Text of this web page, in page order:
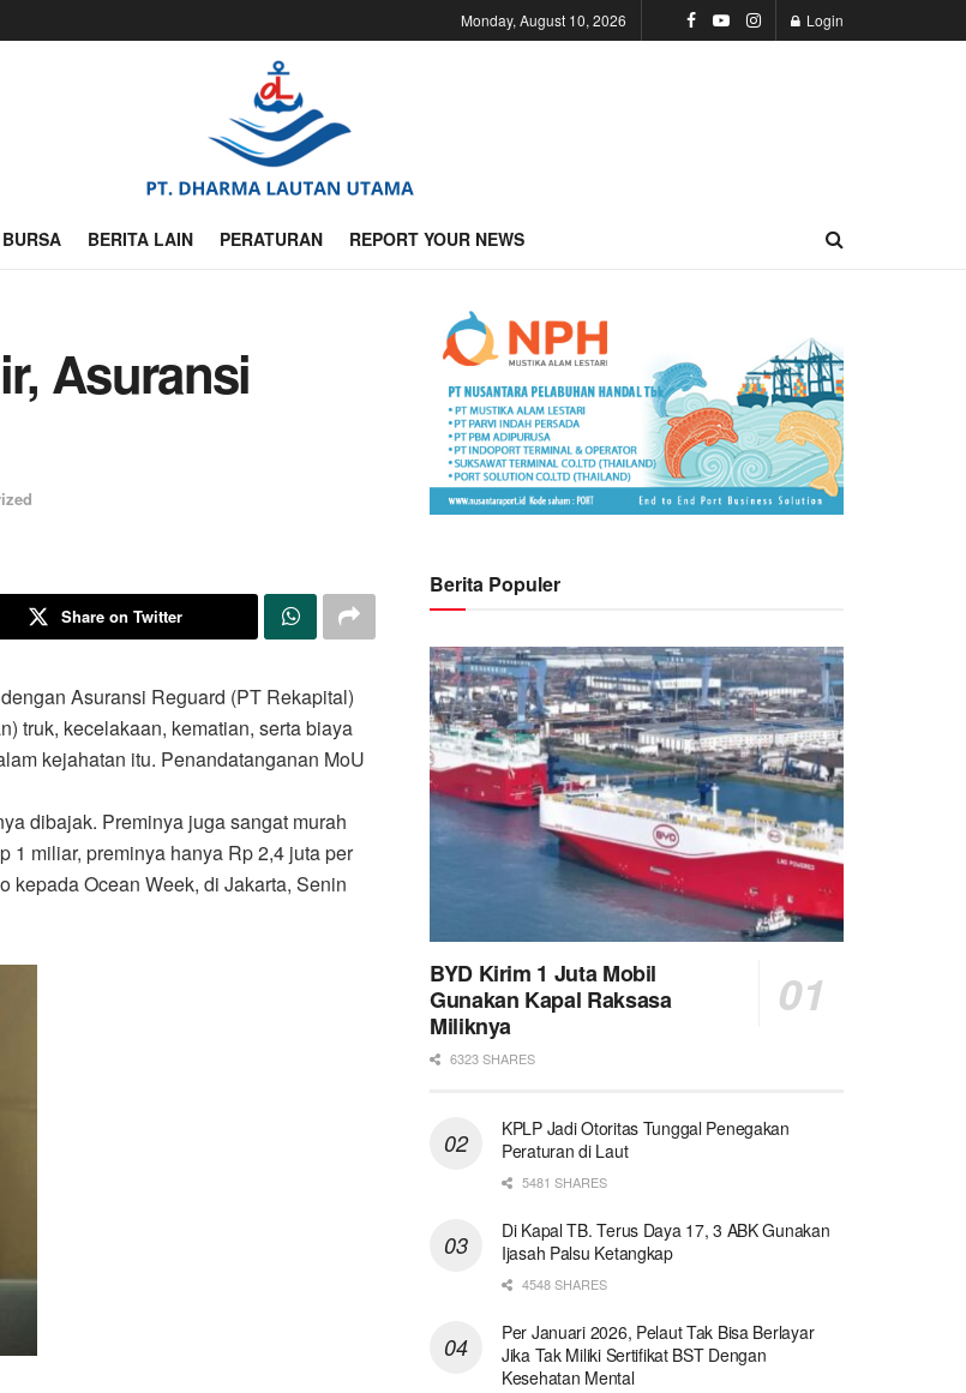
Monday, August 10, 2026 Login
BURSA BERITA LAIN PERATURAN REPORT YOUR NEWS
Asuransi
Share on Twitter
Asuransi Reguard (PT Rekapital)
truk, kecelakaan, kematian, serta biaya
kejahatan itu. Penandatanganan MoU
dibajak. Preminya juga sangat murah
1 miliar, preminya hanya Rp 2,4 juta per
kepada Ocean Week, di Jakarta, Senin
Berita Populer
BYD Kirim 1 Juta Mobil
Gunakan Kapal Raksasa
Miliknya
6323 SHARES
KPLP Jadi Otoritas Tunggal Penegakan
Peraturan di Laut
5481 SHARES
Di Kapal TB. Terus Daya 17, 3 ABK Gunakan
Ijasah Palsu Ketangkap
4548 SHARES
Per Januari 2026, Pelaut Tak Bisa Berlayar
Jika Tak Miliki Sertifikat BST Dengan
Kesehatan Mental